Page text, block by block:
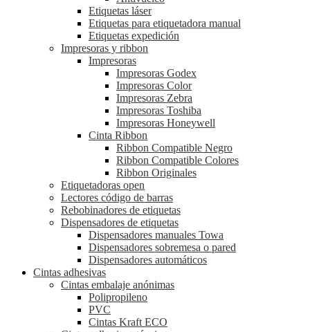
Etiquetas láser
Etiquetas para etiquetadora manual
Etiquetas expedición
Impresoras y ribbon
Impresoras
Impresoras Godex
Impresoras Color
Impresoras Zebra
Impresoras Toshiba
Impresoras Honeywell
Cinta Ribbon
Ribbon Compatible Negro
Ribbon Compatible Colores
Ribbon Originales
Etiquetadoras open
Lectores código de barras
Rebobinadores de etiquetas
Dispensadores de etiquetas
Dispensadores manuales Towa
Dispensadores sobremesa o pared
Dispensadores automáticos
Cintas adhesivas
Cintas embalaje anónimas
Polipropileno
PVC
Cintas Kraft ECO